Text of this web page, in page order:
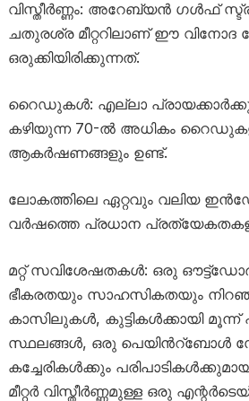
വിസ്തീർണ്ണം: അറേബ്യൻ ഗൾഫ്
ചതുരശ്ര മീറ്ററിലാണ് ഈ വിനോദ
ഒരുക്കിയിരിക്കുന്നത്.
റൈഡുകൾ: എല്ലാ
കഴിയുന്ന 70-ൽ അധികം
ആകർഷണങ്ങളും ഉണ്ട്.
ലോകത്തിലെ ഏറ്റവും വലിയ
വർഷത്തെ പ്രധാന
മറ്റ് സവിശേഷതകൾ: ഒരു ഔട്ട്‌ഡോർ
ഭീകരതയും സാഹസികതയും
കാസിലുകൾ, കുട്ടികൾക്കായി
സ്ഥലങ്ങൾ, ഒരു പെയിൻറ്ബോൾ
കച്ചേരികൾക്കും
മീറ്റർ വിസ്തീർണ്ണമുള്ള ഒരു